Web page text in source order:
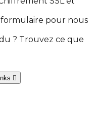
formulaire pour nous
? Trouvez ce que
